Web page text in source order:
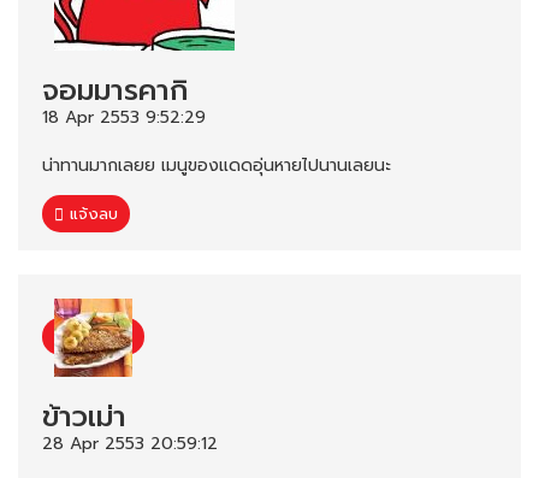
จอมมารคากิ
18 Apr 2553 9:52:29
น่าทานมากเลยย เมนูของแดดอุ่นหายไปนานเลยนะ
แจ้งลบ
ข้าวเม่า
28 Apr 2553 20:59:12